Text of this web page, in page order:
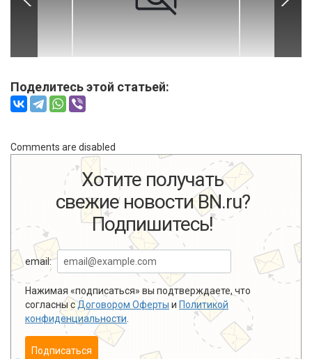
Поделитесь этой статьей:
Comments are disabled
Хотите получать
свежие новости BN.ru?
Подпишитесь!
email:
Нажимая «подписаться» вы подтверждаете, что
согласны сДоговором Оферты и Политикой
конфиденциальности
Подписаться